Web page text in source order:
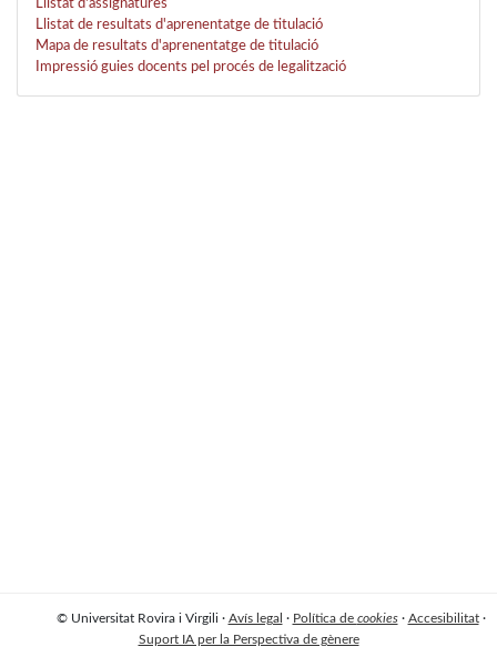
Llistat d'assignatures
Llistat de resultats d'aprenentatge de titulació
Mapa de resultats d'aprenentatge de titulació
Impressió guies docents pel procés de legalització
© Universitat Rovira i Virgili · Avís legal · Política de cookies· Accesibilitat·
Suport IA per la Perspectiva de gènere